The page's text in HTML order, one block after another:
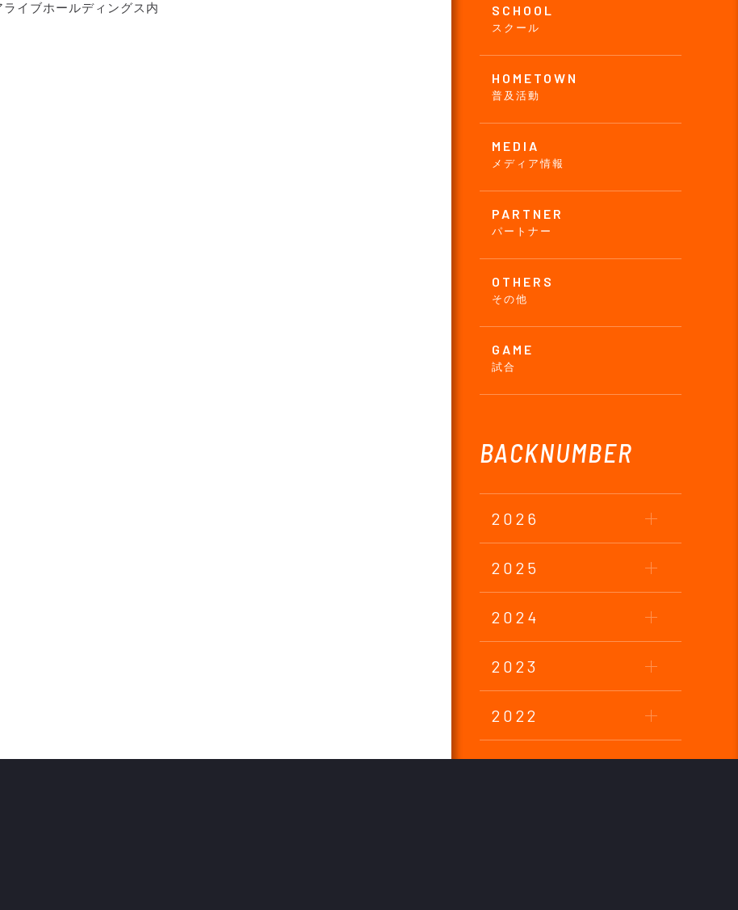
SCHOOL
スクール
HOMETOWN
普及活動
MEDIA
メディア情報
PARTNER
パートナー
OTHERS
その他
GAME
試合
BACKNUMBER
2026
2025
2024
2023
2022
2021
イブホールディングス内